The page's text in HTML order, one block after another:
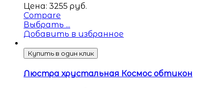
Цена: 3255 руб.
Compare
Выбрать ...
Добавить в избранное
Купить в один клик
Люстра хрустальная Космос обтикон